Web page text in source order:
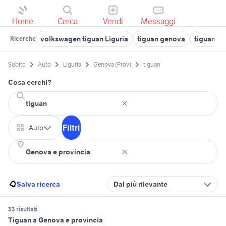
Home Cerca Vendi Messaggi
Ricerche volkswagen tiguan Liguria tiguan genova tiguan
Subito Auto Liguria Genova (Prov) tiguan
Cosa cerchi?
Auto Filtri
Salva ricerca Dal più rilevante
33 risultati
Tiguan a Genova e provincia